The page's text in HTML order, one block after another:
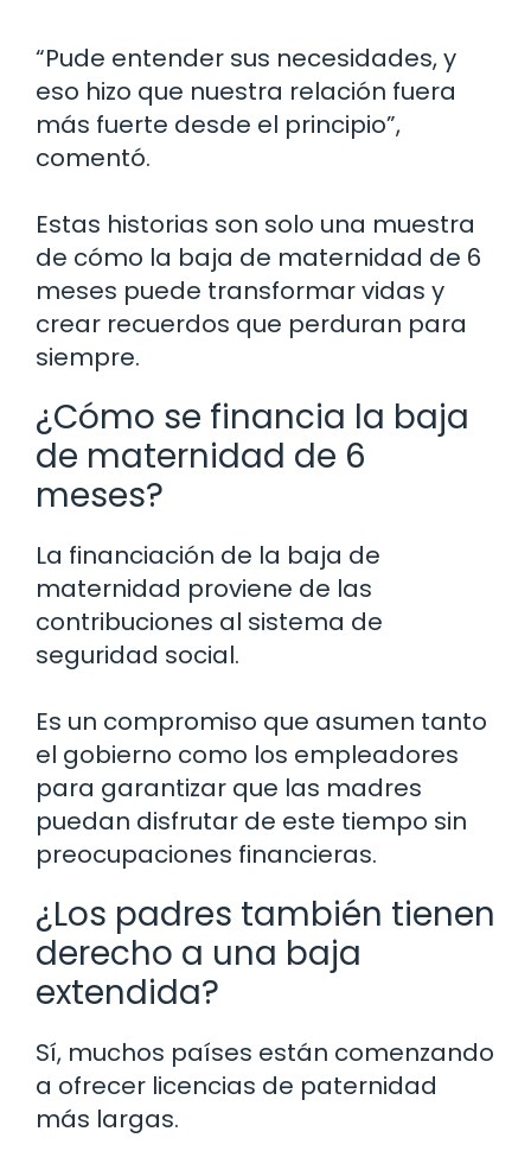
“Pude entender sus necesidades, y
eso hizo que nuestra relación fuera
más fuerte desde el principio”,
comentó.
Estas historias son solo una muestra
de cómo la baja de maternidad de 6
meses puede transformar vidas y
crear recuerdos que perduran para
siempre.
¿Cómo se financia la baja
de maternidad de 6
meses?
La financiación de la baja de
maternidad proviene de las
contribuciones al sistema de
seguridad social.
Es un compromiso que asumen tanto
el gobierno como los empleadores
para garantizar que las madres
puedan disfrutar de este tiempo sin
preocupaciones financieras.
¿Los padres también tienen
derecho a una baja
extendida?
Sí, muchos países están comenzando
a ofrecer licencias de paternidad
más largas.